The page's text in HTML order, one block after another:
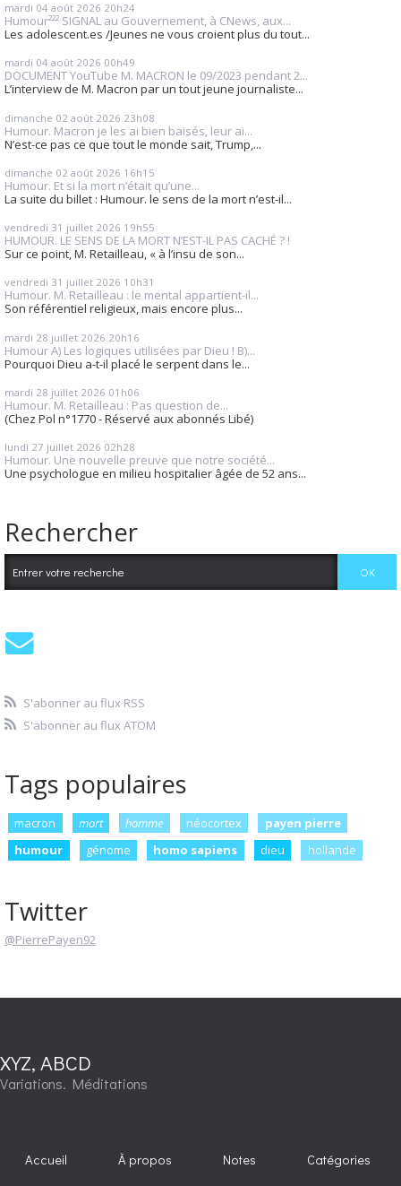
mardi 04 août 2026 20h24
Humour²²² SIGNAL au Gouvernement, à CNews, aux...
Les adolescent.es /Jeunes ne vous croient plus du tout...
mardi 04 août 2026 00h49
DOCUMENT YouTube M. MACRON le 09/2023 pendant 2...
L’interview de M. Macron par un tout jeune journaliste...
dimanche 02 août 2026 23h08
Humour. Macron je les ai bien baisés, leur ai...
N’est-ce pas ce que tout le monde sait, Trump,...
dimanche 02 août 2026 16h15
Humour. Et si la mort n’était qu’une...
La suite du billet : Humour. le sens de la mort n’est-il...
vendredi 31 juillet 2026 19h55
HUMOUR. LE SENS DE LA MORT N’EST-IL PAS CACHÉ ? !
Sur ce point, M. Retailleau, « à l’insu de son...
vendredi 31 juillet 2026 10h31
Humour. M. Retailleau : le mental appartient-il...
Son référentiel religieux, mais encore plus...
mardi 28 juillet 2026 20h16
Humour A) Les logiques utilisées par Dieu ! B)...
Pourquoi Dieu a-t-il placé le serpent dans le...
mardi 28 juillet 2026 01h06
Humour. M. Retailleau : Pas question de...
(Chez Pol n°1770 - Réservé aux abonnés Libé)
lundi 27 juillet 2026 02h28
Humour. Une nouvelle preuve que notre société...
Une psychologue en milieu hospitalier âgée de 52 ans...
Rechercher
S'abonner au flux RSS
S'abonner au flux ATOM
Tags populaires
macron mort homme néocortex
payen pierre
humour
génome homo sapiens dieu hollande
Twitter
@PierrePayen92
XYZ, ABCD
Variations. Méditations
Accueil À propos Notes Catégories